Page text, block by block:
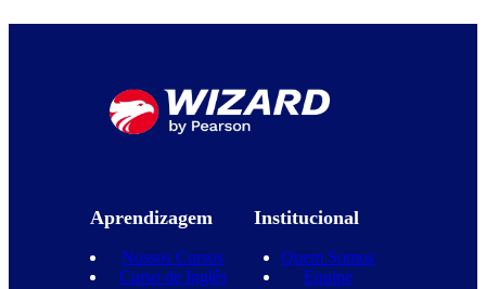
Aprendizagem
Nossos Cursos
Curso de Inglês
Institucional
Quem Somos
Equipe